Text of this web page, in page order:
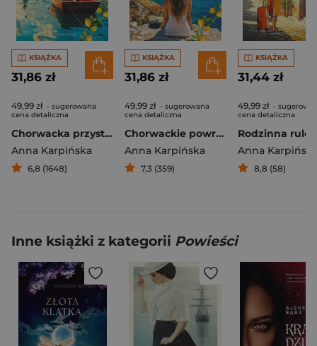
KSIĄŻKA
31,86 zł
49,99 zł - sugerowana
cena detaliczna
Chorwacka przystań
Anna Karpińska
6,8 (1648)
KSIĄŻKA
31,86 zł
49,99 zł - sugerowana
cena detaliczna
Chorwackie powroty
Anna Karpińska
7,3 (359)
KSIĄŻKA
31,44 zł
49,99 zł -
cena detaliczna
Rodzinna
Anna
8,8 (58)
Inne książki z kategorii Powieści